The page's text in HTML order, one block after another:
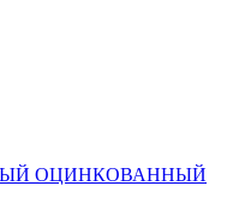
ОЦИНКОВАННЫЙ